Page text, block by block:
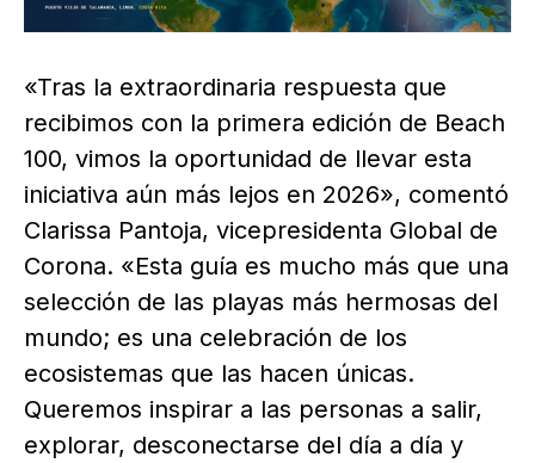
«Tras la extraordinaria respuesta que
recibimos con la primera edición de Beach
100, vimos la oportunidad de llevar esta
iniciativa aún más lejos en 2026», comentó
Clarissa Pantoja, vicepresidenta Global de
Corona. «Esta guía es mucho más que una
selección de las playas más hermosas del
mundo; es una celebración de los
ecosistemas que las hacen únicas.
Queremos inspirar a las personas a salir,
explorar, desconectarse del día a día y